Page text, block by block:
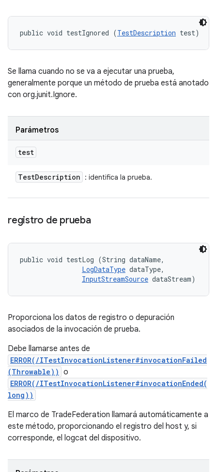
public void testIgnored (TestDescription test)
Se llama cuando no se va a ejecutar una prueba,
generalmente porque un método de prueba está anotado
con org.junit.Ignore.
Parámetros
test
TestDescription : identifica la prueba.
registro de prueba
public void testLog (String dataName,
LogDataType dataType,
InputStreamSource dataStream)
Proporciona los datos de registro o depuración
asociados de la invocación de prueba.
Debe llamarse antes de
ERROR(/ITestInvocationListener#invocationFailed
(Throwable)) o
ERROR(/ITestInvocationListener#invocationEnded(
long))
El marco de TradeFederation llamará automáticamente a
este método, proporcionando el registro del host y, si
corresponde, el logcat del dispositivo.